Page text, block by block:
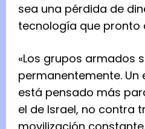
sea una pérdida de
tecnología que pronto
«Los grupos armados
permanentemente. Un
está pensado más
el de Israel, no contra